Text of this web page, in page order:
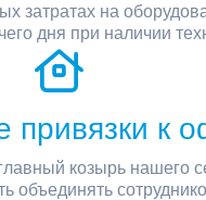
затратах на
дня при наличии
привязки к
козырь нашего
объединять